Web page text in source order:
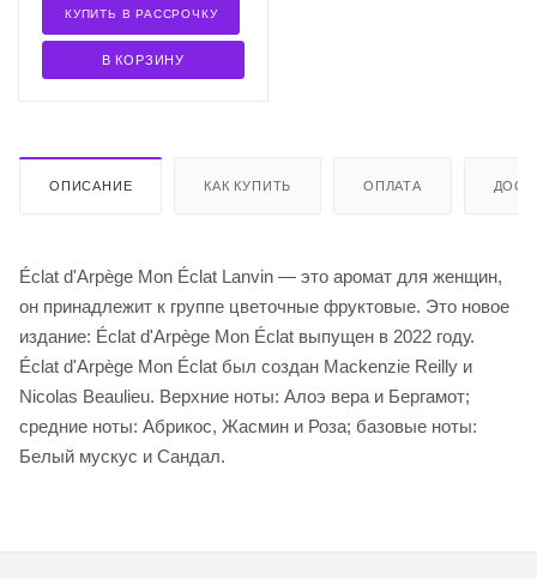
В КОРЗИНУ
КУПИТЬ В РАССРОЧКУ
ОПИСАНИЕ КАК КУПИТЬ ОПЛАТА
Éclat d'Arpège Mon Éclat Lanvin — это аромат для женщин,
он принадлежит к группе цветочные фруктовые. Это новое
издание: Éclat d'Arpège Mon Éclat выпущен в 2022 году.
Éclat d'Arpège Mon Éclat был создан Mackenzie Reilly и
Nicolas Beaulieu. Верхние ноты: Алоэ вера и Бергамот;
средние ноты: Абрикос, Жасмин и Роза; базовые ноты:
Белый мускус и Сандал.